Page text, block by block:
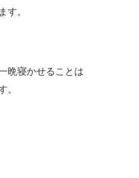
す。
晩寝かせることは
。